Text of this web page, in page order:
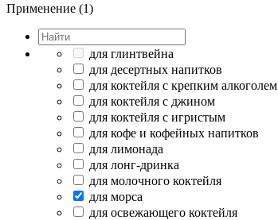
Применение (1)
для глинтвейна
для десертных напитков
для коктейля с крепким алкоголем
для коктейля с джином
для коктейля с игристым
для кофе и кофейных напитков
для лимонада
для лонг-дринка
для молочного коктейля
для морса
для освежающего коктейля